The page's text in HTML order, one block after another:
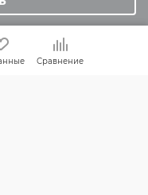
поделится
Сравнение